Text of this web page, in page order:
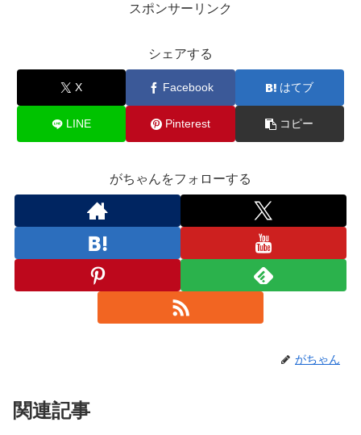
スポンサーリンク
シェアする
X Facebook はてブ
LINE Pinterest コピー
がちゃんをフォローする
がちゃん
関連記事